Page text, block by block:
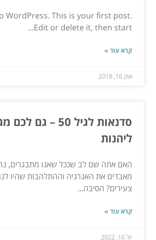
WordPress. This is your first post.
Edit or delete it, then start...
קרא עוד »
אוק 16, 2018
סדנאות לגיל 50 – גם
ליהנות
האם אתה שם לב שככל שאנו מתבגרים,
מאבדים את האנרגיה וההתלהבות שהיו לנו
צעירים? הסיבה...
קרא עוד »
יול 16, 2022